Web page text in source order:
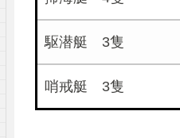
駆潜艇 3隻
哨戒艇 3隻